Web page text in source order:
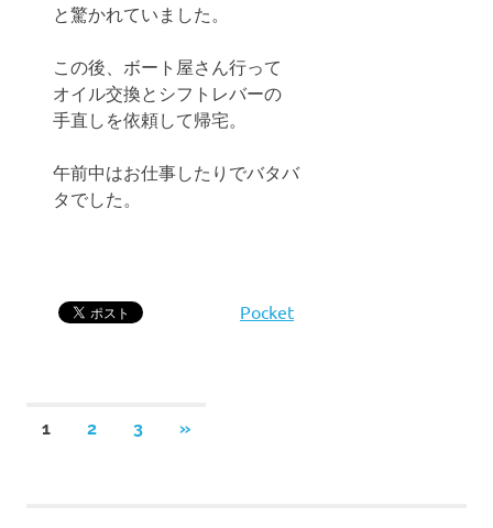
と驚かれていました。
この後、ボート屋さん行って
オイル交換とシフトレバーの
手直しを依頼して帰宅。
午前中はお仕事したりでバタバ
タでした。
Pocket
投
1 2 3
次
»